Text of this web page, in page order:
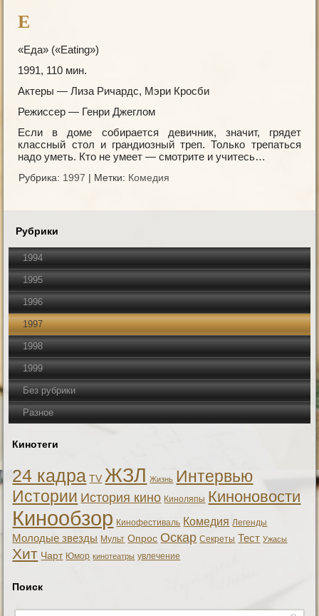
Е
«Еда» («Eating»)
1991, 110 мин.
Актеры — Лиза Ричардс, Мэри Кросби
Режиссер — Генри Джеглом
Если в доме собирается девичник, значит, грядет
классный стол и грандиозный треп. Только трепаться
надо уметь. Кто не умеет — смотрите и учитесь…
Рубрика: 1997 | Метки: Комедия
Рубрики
1994
1995
1996
1997
1998
1999
Без рубрики
Разное
Кинотеги
24 кадра TV ЖЗЛ Жизнь Интервью
Истории История кино Киноляпы Киноновости
Кинообзор Кинофестиваль Комедия Легенды
Молодые звезды Мульт Опрос Оскар Секреты Тест Ужасы
Хит Чарт Юмор кинотеатры увлечение
Поиск